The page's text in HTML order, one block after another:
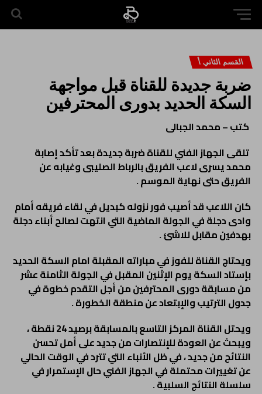
القسم الثاني أ
ضربة جديدة للقناة قبل مواجهة
السكة الحديد بدورى المحترفين
كتب – محمد الجبالى
تلقى الجهاز الفني للقناة ضربة جديدة بعد تأكد إصابة
محمد يسرى لاعب الفريق بالرباط الصليبى وغيابه عن
الفريق حتى نهاية الموسم .
كان اللاعب قد أصيب فور نزوله كبديل في لقاء فريقه أمام
وادى دجلة في الجولة الماضية التي انتهت لصالح أبناء دجلة
بهدفين مقابل للاشئ .
ويحتاج القناة للفوز في مباراته المقبلة امام السكة الحديد
بإستاد السكة يوم الإثنين المقبل في الجولة الثامنة عشر
من مسابقة دورى المحترفين من أجل التقدم خطوة في
جدول الترتيب والإبتعاد عن منطقة الخطورة .
ويحتل القناة المركز التاسع بالمسابقة برصيد 24 نقطة ،
ويبحث عن العودة للإنتصارات من جديد على أمل تحسن
النتائج من جديد ، في ظل الأنباء التي تترد في الوقت الحالي
عن تغييرات محتملة في الجهاز الفني حال الإستمرار في
سلسلة النتائج السلبية .